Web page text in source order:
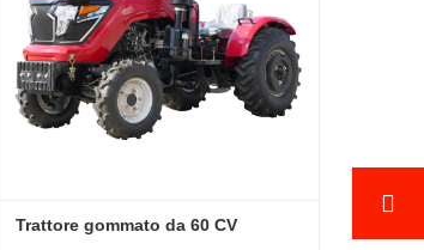
Trattore gommato da 60 CV